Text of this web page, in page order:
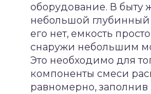
оборудование. В быту
небольшой глубинный
его нет, емкость
снаружи небольшим
Это необходимо для
компоненты смеси
равномерно,